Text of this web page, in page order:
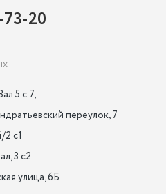
20
5 с 7,
переулок, 7
2 с1
3 с2
улица, 6Б